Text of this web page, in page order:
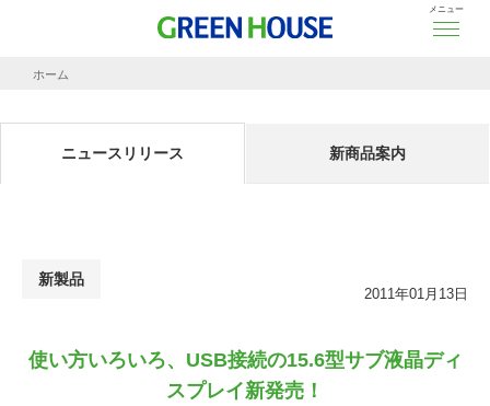
メニュー
ホーム
ニュースリリース 新商品案内
新製品
2011年01月13日
使い方いろいろ、USB接続の15.6型サブ液晶ディ
スプレイ新発売！